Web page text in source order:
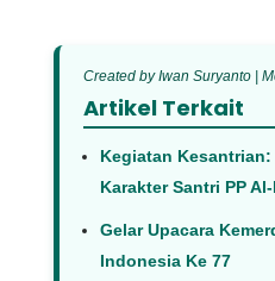
Created by Iwan Suryanto |
Artikel Terkait
Kegiatan
Karakter Santri PP
Gelar Upacara
Indonesia Ke 77